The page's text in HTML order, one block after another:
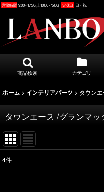
営業時間 9:00 - 17:30 (土10:00 - 15:00) 定休日 日・祝
商品検索 カテゴリ
ホーム > インテリアパーツ > タウン
タウンエース /グランマ
4件